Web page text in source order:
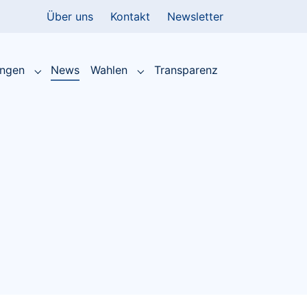
Über uns Kontakt Newsletter
Submenu for "Leistungen"
News(current)
Wahlen Submenu for "Wahlen"
Transparenz